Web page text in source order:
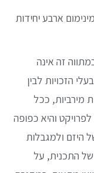
ארבע יחידות
זה אינה
הזכויות לבין
מירביות, ככל
והיא כפופה
היזם ולמגבלות
של התכנית, על